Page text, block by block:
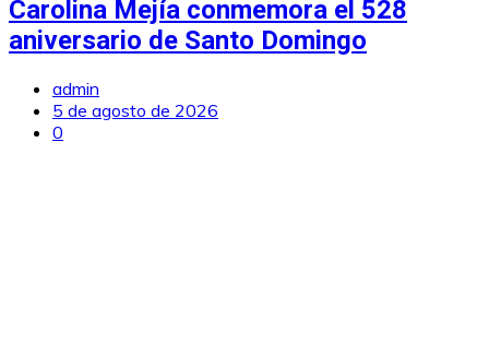
Carolina Mejía conmemora el 528
aniversario de Santo Domingo
admin
5 de agosto de 2026
0